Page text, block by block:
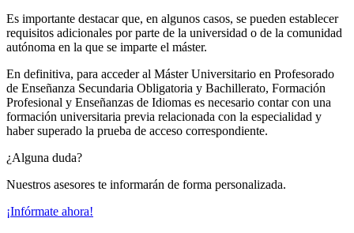
Es importante destacar que, en algunos casos, se pueden establecer
requisitos adicionales por parte de la universidad o de la comunidad
autónoma en la que se imparte el máster.
En definitiva, para acceder al Máster Universitario en Profesorado
de Enseñanza Secundaria Obligatoria y Bachillerato, Formación
Profesional y Enseñanzas de Idiomas es necesario contar con una
formación universitaria previa relacionada con la especialidad y
haber superado la prueba de acceso correspondiente.
¿Alguna duda?
Nuestros asesores te informarán de forma personalizada.
¡Infórmate ahora!